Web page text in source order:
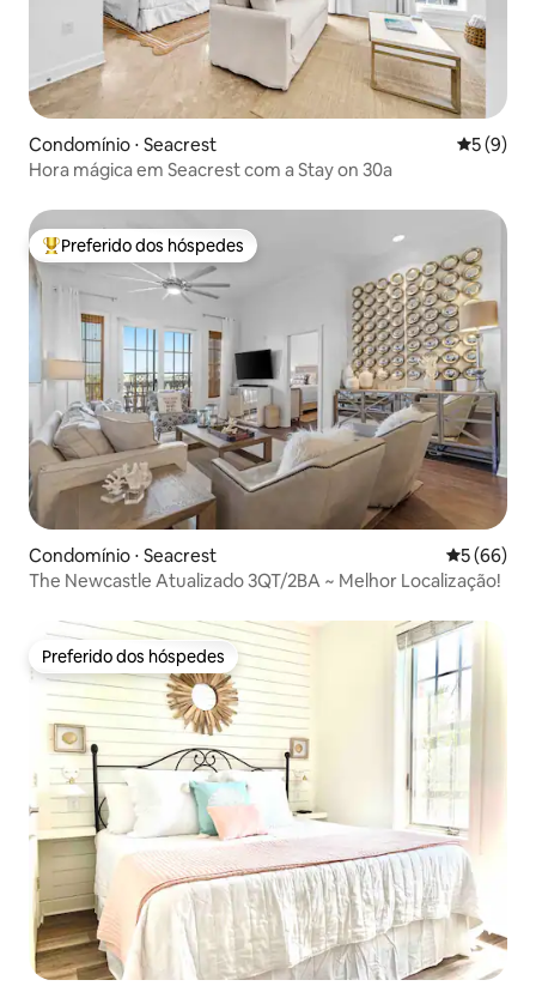
Condomínio ⋅ Seacrest 5 de
5 (9)
Hora mágica em Seacrest com a Stay on 30a
Entre os melhores preferidos dos hóspedes
Preferido dos hóspedes
Condomínio ⋅ Seacrest 5 de uma
5 (66)
The Newcastle Atualizado 3QT/2BA ~ Melhor Localização!
Preferido dos hóspedes
Preferido dos hóspedes